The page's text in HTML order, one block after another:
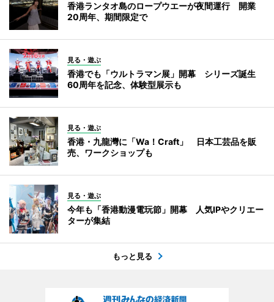
香港ランタオ島のロープウエーが夜間運行 開業
20周年、期間限定で
見る・遊ぶ
香港でも「ウルトラマン展」開幕 シリーズ誕生
60周年を記念、体験型展示も
見る・遊ぶ
香港・九龍灣に「Wa！Craft」 日本工芸品を販
売、ワークショップも
見る・遊ぶ
今年も「香港動漫電玩節」開幕 人気IPやクリエー
ターが集結
もっと見る